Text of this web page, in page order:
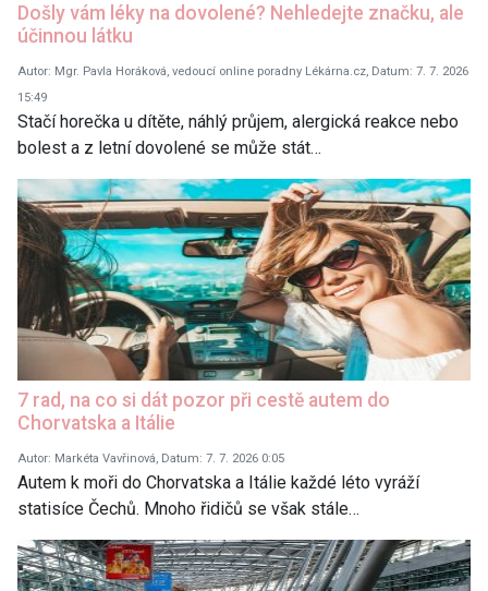
Došly vám léky na dovolené? Nehledejte značku, ale
účinnou látku
Autor: Mgr. Pavla Horáková, vedoucí online poradny Lékárna.cz, Datum: 7. 7. 2026
15:49
Stačí horečka u dítěte, náhlý průjem, alergická reakce nebo
bolest a z letní dovolené se může stát…
7 rad, na co si dát pozor při cestě autem do
Chorvatska a Itálie
Autor: Markéta Vavřinová, Datum: 7. 7. 2026 0:05
Autem k moři do Chorvatska a Itálie každé léto vyráží
statisíce Čechů. Mnoho řidičů se však stále…